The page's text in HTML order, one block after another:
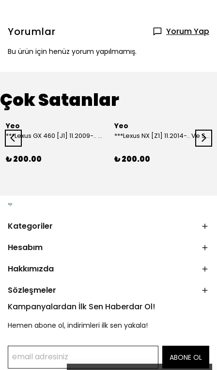
Yorumlar Yorum Yap
Bu ürün için henüz yorum yapılmamış.
Çok Satanlar
Yeo
***Lexus GX 460 [J1] 11.2009-.. Ve Sonrası Model Yılları İçin Uyumlu Yeo Arka Silecek
₺ 200.00
Yeo
***Lexus NX [Z1] 11.2014-.. Ve Sonrası Model Yılları İçin Uyumlu Yeo Arka Silecek
₺ 200.00
Kategoriler
Hesabım
Hakkımızda
Sözleşmeler
Kampanyalardan İlk Sen Haberdar Ol!
Hemen abone ol, indirimleri ilk sen yakala!
ABONE OL